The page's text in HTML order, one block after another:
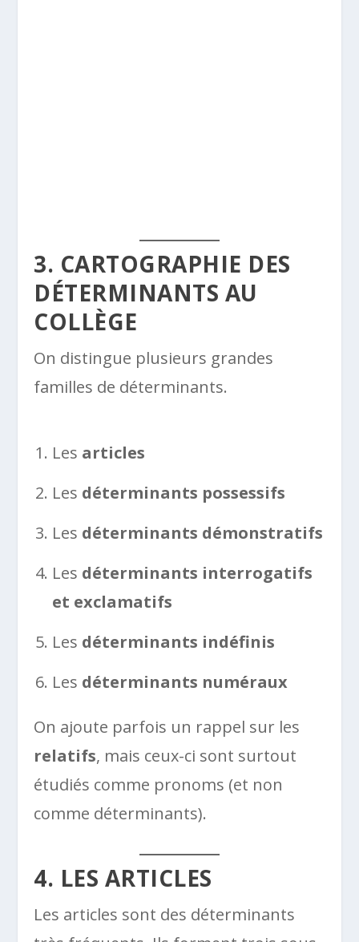
3. CARTOGRAPHIE DES
DÉTERMINANTS AU
COLLÈGE
On distingue plusieurs grandes
familles de déterminants.
Les articles
Les déterminants possessifs
Les déterminants démonstratifs
Les déterminants interrogatifs
et exclamatifs
Les déterminants indéfinis
Les déterminants numéraux
On ajoute parfois un rappel sur les
relatifs, mais ceux-ci sont surtout
étudiés comme pronoms (et non
comme déterminants).
4. LES ARTICLES
Les articles sont des déterminants